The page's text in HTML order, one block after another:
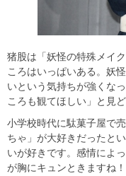
猪股は「妖怪の特殊メイ
ころはいっぱいある。妖
いという気持ちが強くな
ころも観てほしい」と見
小学校時代に駄菓子屋で
ちゃ」が大好きだったと
いが好きです。感情によ
が胸にキュンときますね！